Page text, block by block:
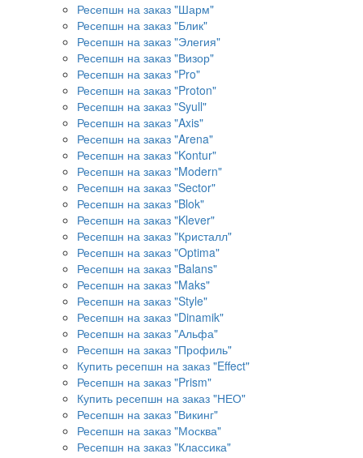
Ресепшн на заказ "Шарм"
Ресепшн на заказ "Блик"
Ресепшн на заказ "Элегия"
Ресепшн на заказ "Визор"
Ресепшн на заказ "Pro"
Ресепшн на заказ "Proton"
Ресепшн на заказ "Syull"
Ресепшн на заказ "Axis"
Ресепшн на заказ "Arena"
Ресепшн на заказ "Kontur"
Ресепшн на заказ "Modern"
Ресепшн на заказ "Sector"
Ресепшн на заказ "Blok"
Ресепшн на заказ "Klever"
Ресепшн на заказ "Кристалл"
Ресепшн на заказ "Optima"
Ресепшн на заказ "Balans"
Ресепшн на заказ "Maks"
Ресепшн на заказ "Style"
Ресепшн на заказ "Dinamik"
Ресепшн на заказ "Альфа"
Ресепшн на заказ "Профиль"
Купить ресепшн на заказ "Effect"
Ресепшн на заказ "Prism"
Купить ресепшн на заказ "НЕО"
Ресепшн на заказ "Викинг"
Ресепшн на заказ "Москва"
Ресепшн на заказ "Классика"